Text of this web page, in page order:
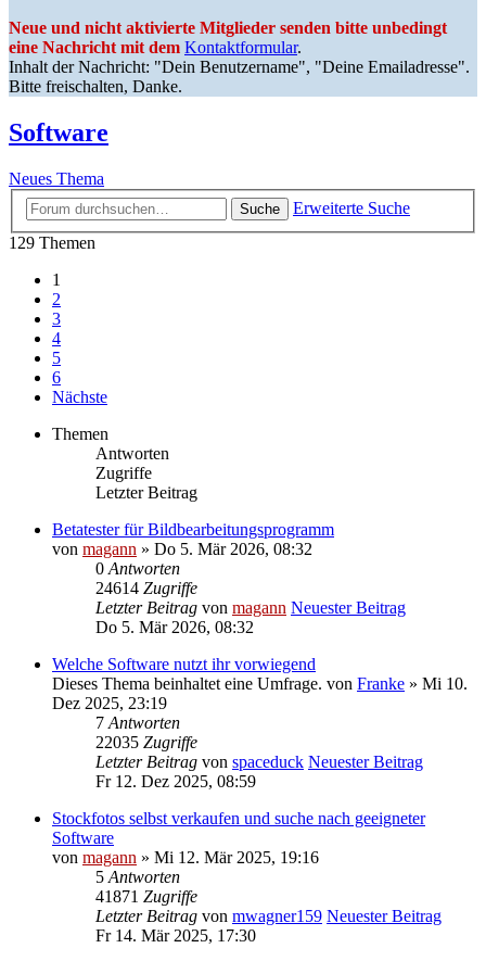
Neue und nicht aktivierte Mitglieder senden bitte unbedingt
eine Nachricht mit dem Kontaktformular.
Inhalt der Nachricht: "Dein Benutzername", "Deine Emailadresse".
Bitte freischalten, Danke.
Software
Neues Thema
Suche
Erweiterte Suche
129 Themen
1
2
3
4
5
6
Nächste
Themen
Antworten
Zugriffe
Letzter Beitrag
Betatester für Bildbearbeitungsprogramm
von magann » Do 5. Mär 2026, 08:32
0 Antworten
24614 Zugriffe
Letzter Beitrag von magann Neuester Beitrag
Do 5. Mär 2026, 08:32
Welche Software nutzt ihr vorwiegend
Dieses Thema beinhaltet eine Umfrage. von Franke » Mi 10.
Dez 2025, 23:19
7 Antworten
22035 Zugriffe
Letzter Beitrag von spaceduck Neuester Beitrag
Fr 12. Dez 2025, 08:59
Stockfotos selbst verkaufen und suche nach geeigneter
Software
von magann » Mi 12. Mär 2025, 19:16
5 Antworten
41871 Zugriffe
Letzter Beitrag von mwagner159 Neuester Beitrag
Fr 14. Mär 2025, 17:30